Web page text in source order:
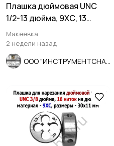
Плашка дюймовая UNC
1/2-13 дюйма, 9ХС, 13
ниток, 38/14 мм, DIN 223
Макеевка
2 недели назад